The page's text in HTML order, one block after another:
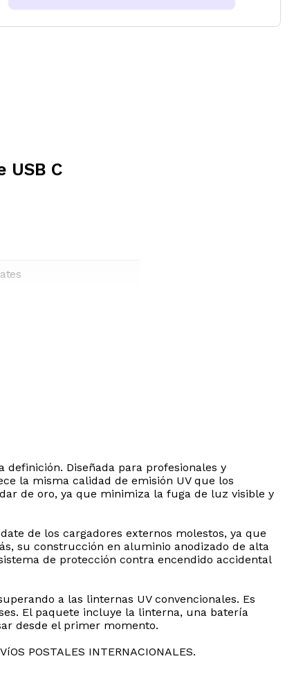
USB C
Diseñada para profesionales y
la misma calidad de emisión UV que los
de oro, ya que minimiza la fuga de luz visible y
de los cargadores externos molestos, ya que
su construcción en aluminio anodizado de alta
de protección contra encendido accidental
a las linternas UV convencionales. Es
El paquete incluye la linterna, una batería
desde el primer momento.
POSTALES INTERNACIONALES.